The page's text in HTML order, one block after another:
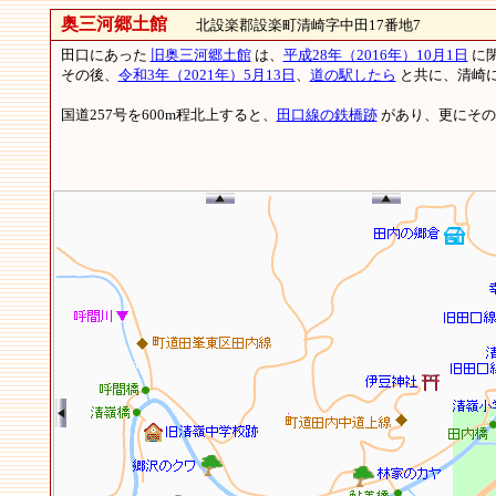
奥三河郷土館北設楽郡設楽町清崎字中田17番地7
田口にあった 旧奥三河郷土館は、 平成28年（2016年）10月1日 に
その後、 令和3年（2021年）5月13日 、 道の駅したら と共に、清崎
国道257号を600m程北上すると、 田口線の鉄橋跡があり、更にそ